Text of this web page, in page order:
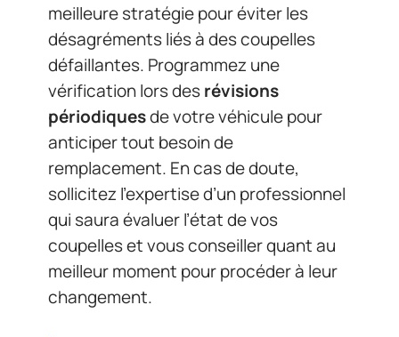
meilleure stratégie pour éviter les
désagréments liés à des coupelles
défaillantes. Programmez une
vérification lors desrévisions
périodiquesde votre véhicule pour
anticiper tout besoin de
remplacement. En cas de doute,
sollicitez l’expertise d’un professionnel
qui saura évaluer l’état de vos
coupelles et vous conseiller quant au
meilleur moment pour procéder à leur
changement.